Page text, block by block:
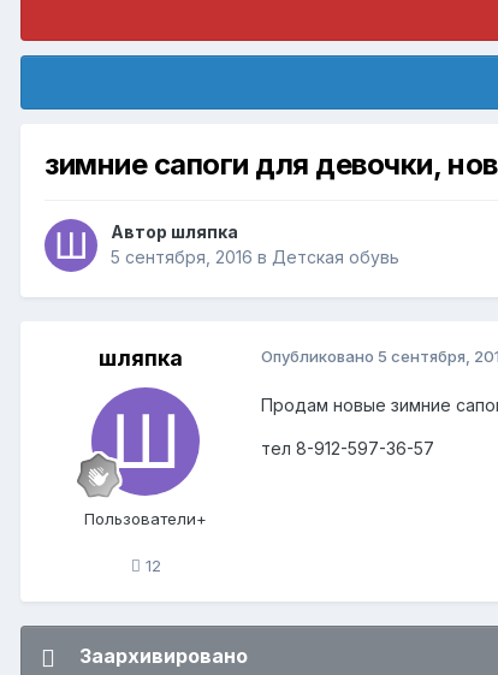
зимние сапоги для девочки,
Автор шляпка
5 сентября, 2016 в Детская обувь
шляпка
Пользователи+
12
Опубликовано 5 сентября,
Продам новые зимние
тел 8-912-597-36-57
Заархивировано